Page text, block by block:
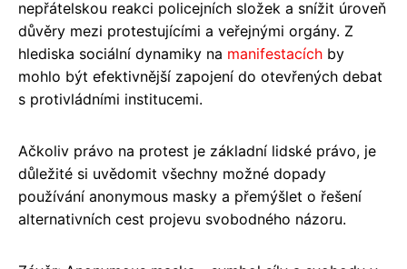
nepřátelskou reakci policejních složek a snížit úroveň
důvěry mezi protestujícími a veřejnými orgány. Z
hlediska sociální dynamiky na manifestacích by
mohlo být efektivnější zapojení do otevřených debat
s protivládními institucemi.
Ačkoliv právo na protest je základní lidské právo, je
důležité si uvědomit všechny možné dopady
používání anonymous masky a přemýšlet o řešení
alternativních cest projevu svobodného názoru.